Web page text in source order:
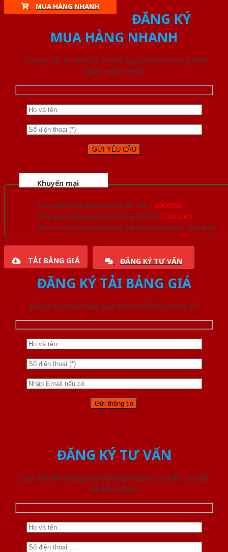
MUA HÀNG NHANH
ĐĂNG KÝ
MUA HÀNG NHANH
Chúng tôi sẽ liên lạc lại với quý khách trong thời
gian ngắn nhất
Khuyến mại
Quà tặng đồ nội thất trang trí lên đến 1.000.000đ
Giảm trực tiếp khi mua đơn hàng lớn hơn 3.000.000đ
Nhiều ưu đãi lớn khi đăng ký tài khoản thành viên thân thiết
TẢI BẢNG GIÁ ĐĂNG KÝ TƯ VẤN
ĐĂNG KÝ TẢI BẢNG GIÁ
Đăng ký nhận báo giá mới nhất từ chúng tôi
ĐĂNG KÝ TƯ VẤN
Liên hệ với chúng tôi để nhận được tư vấn chi tiết
về sản phẩm